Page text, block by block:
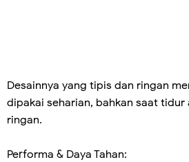
Desainnya yang tipis dan ringan
dipakai seharian, bahkan saat tidur
ringan.
Performa & Daya Tahan: